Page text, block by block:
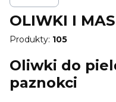
OLIWKI I
Produkty: 105
Oliwki do
paznokci